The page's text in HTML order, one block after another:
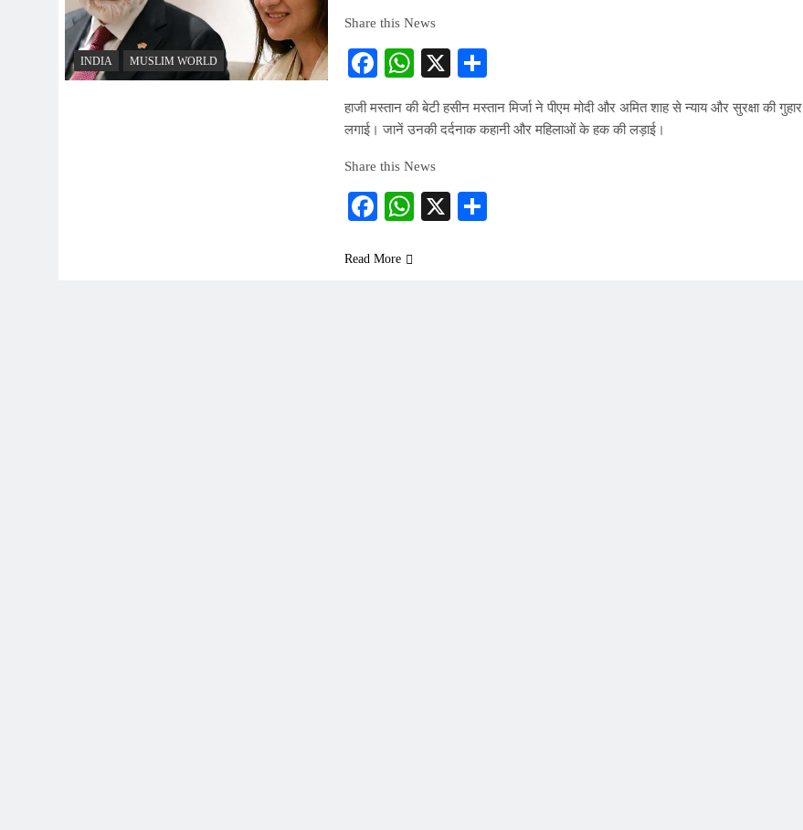
INDIA MUSLIM WORLD
Share this News
Facebook
WhatsApp
X
हाजी मस्तान की बेटी हसीन मस्तान मिर्जा ने पीएम मोदी और अमित शाह से न्याय और सुरक्षा की गुहार
लगाई। जानें उनकी दर्दनाक कहानी और महिलाओं के हक की लड़ाई।
Share this News
Facebook
WhatsApp
X
Read More